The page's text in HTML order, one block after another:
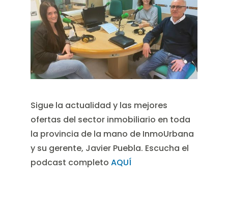
Sigue la actualidad y las mejores
ofertas del sector inmobiliario en toda
la provincia de la mano de InmoUrbana
y su gerente, Javier Puebla. Escucha el
podcast completo AQUÍ